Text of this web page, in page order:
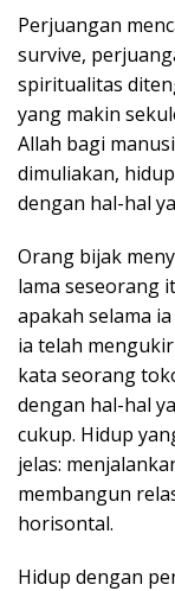
Perjuangan
survive,
spiritualitas
yang makin
Allah bagi
dimuliakan,
dengan hal-hal
Orang bijak
lama seseorang
apakah selama
ia telah
kata seorang
dengan hal-hal
cukup. Hidup
jelas:
membangun
horisontal.
Hidup dengan